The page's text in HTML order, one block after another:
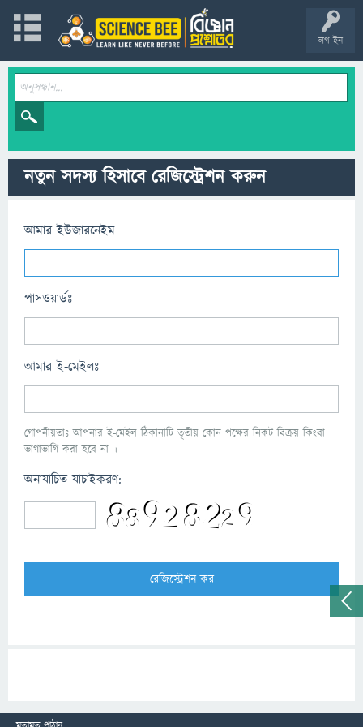
লগ ইন
নতুন সদস্য হিসাবে রেজিস্ট্রেশন করুন
আমার ইউজারনেইম
পাসওয়ার্ডঃ
আমার ই-মেইলঃ
গোপনীয়তাঃ আপনার ই-মেইল ঠিকানাটি তৃতীয় কোন পক্ষের নিকট বিক্রয় কিংবা
ভাগাভাগি করা হবে না ।
অনাযাচিত যাচাইকরণ: